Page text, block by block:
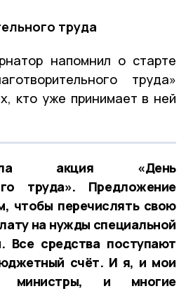
труда
напомнил о старте
труда»
кто уже принимает в ней
акция «День
труда». Предложение
чтобы перечислять свою
на нужды специальной
Все средства поступают
счёт. И я, и мои
министры, и многие